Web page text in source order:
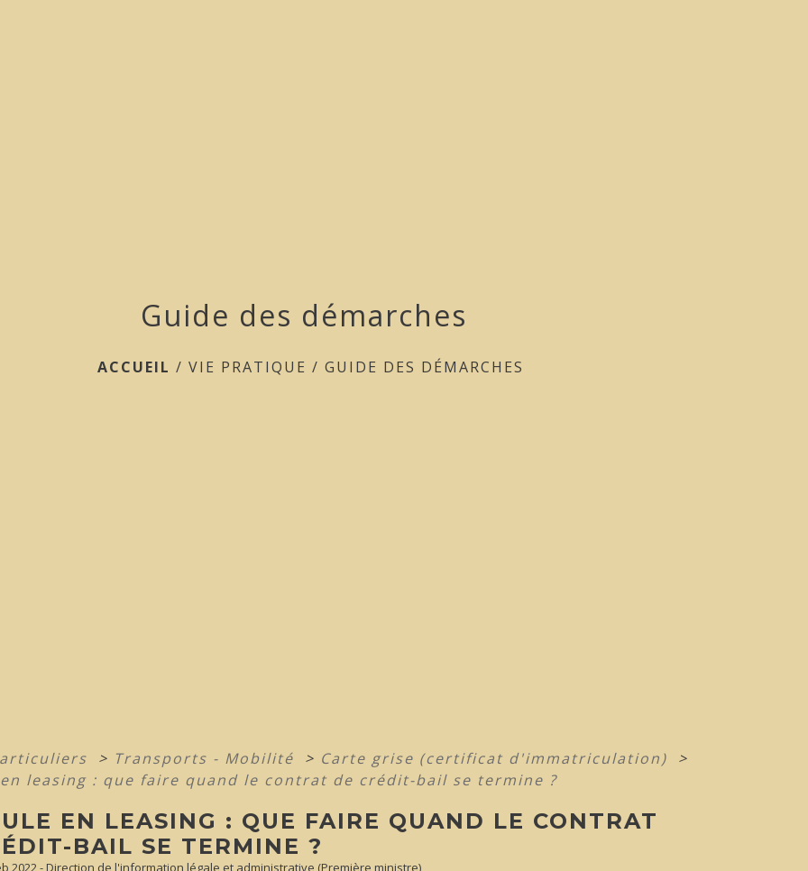
Guide des démarches
ACCUEIL /VIE PRATIQUE /GUIDE DES DÉMARCHES
> Transports - Mobilité > Carte grise (certificat d'immatriculation)
>
leasing : que faire quand le contrat de crédit-bail se termine ?
EN LEASING : QUE FAIRE QUAND LE CONTRAT
BAIL SE TERMINE ?
2022 - Direction de l'information légale et administrative (Première ministre)